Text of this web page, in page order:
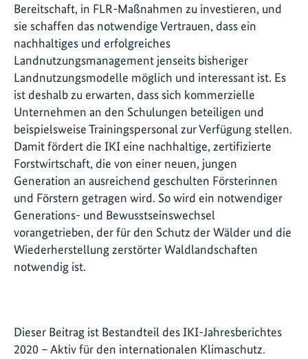
Bereitschaft, in FLR-Maßnahmen zu investieren, und
sie schaffen das notwendige Vertrauen, dass ein
nachhaltiges und erfolgreiches
Landnutzungsmanagement jenseits bisheriger
Landnutzungsmodelle möglich und interessant ist. Es
ist deshalb zu erwarten, dass sich kommerzielle
Unternehmen an den Schulungen beteiligen und
beispielsweise Trainingspersonal zur Verfügung stellen.
Damit fördert die IKI eine nachhaltige, zertifizierte
Forstwirtschaft, die von einer neuen, jungen
Generation an ausreichend geschulten Försterinnen
und Förstern getragen wird. So wird ein notwendiger
Generations- und Bewusstseinswechsel
vorangetrieben, der für den Schutz der Wälder und die
Wiederherstellung zerstörter Waldlandschaften
notwendig ist.
Dieser Beitrag ist Bestandteil des IKI-Jahresberichtes
2020 – Aktiv für den internationalen Klimaschutz.